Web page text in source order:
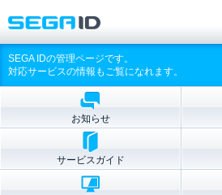
SEGA IDの管理ページです。
対応サービスの情報もご覧になれます。
お知らせ
サービスガイド